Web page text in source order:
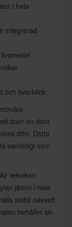
i hela
integrerad
och överblick
door on door
dörr. Detta
samtidigt som
tekniken
jämnt i hela
stabil oavsett
behåller sin